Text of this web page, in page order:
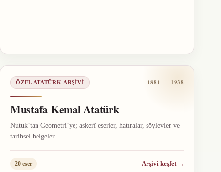
ÖZEL ATATÜRK ARŞIVI 1881 — 1938
Mustafa Kemal Atatürk
Nutuk’tan Geometri’ye; askerî eserler, hatıralar, söylevler ve
tarihsel belgeler.
20 eser Arşivi keşfet →